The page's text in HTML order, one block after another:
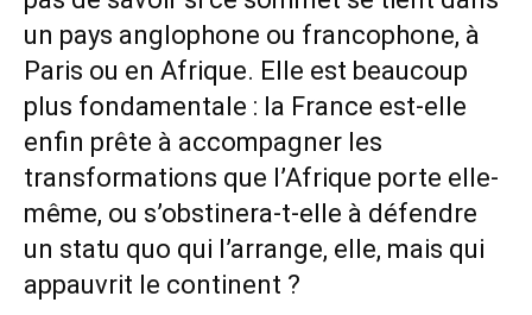
un pays anglophone ou francophone, à
Paris ou en Afrique. Elle est beaucoup
plus fondamentale : la France est-elle
enfin prête à accompagner les
transformations que l’Afrique porte elle-
même, ou s’obstinera-t-elle à défendre
un statu quo qui l’arrange, elle, mais qui
appauvrit le continent ?